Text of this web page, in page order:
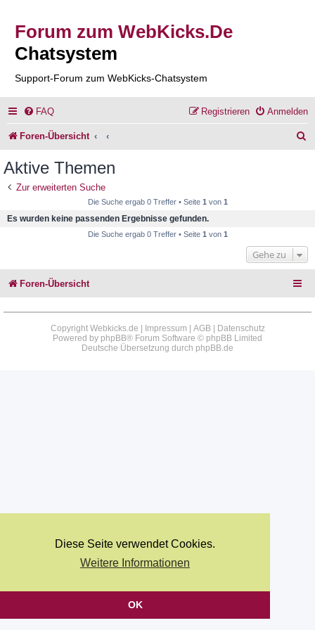
Diese Seite verwendet Cookies.
Weitere Informationen
OK
Forum zum WebKicks.De
Chatsystem
Support-Forum zum WebKicks-Chatsystem
FAQ Anmelden
Registrieren
Foren-Übersicht
Aktive Themen
Zur erweiterten Suche
Die Suche ergab 0 Treffer • Seite 1 von 1
Es wurden keine passenden Ergebnisse gefunden.
Die Suche ergab 0 Treffer • Seite 1 von 1
Gehe zu
Foren-Übersicht
Copyright Webkicks.de | Impressum AGB|
Datenschutz
Powered by phpBB® Forum Software © phpBB Limited
Deutsche Übersetzung durch phpBB.de